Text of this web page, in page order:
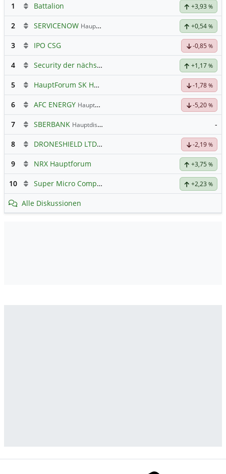
1
Battalion +3,93 %
2 SERVICENOW Hauptdiskussion +0,54 %
3 IPO CSG -0,85 %
4 Security der nächsten Generation +1,17 %
5 HauptForum SK HYNIC -1,78 %
6 AFC ENERGY Hauptdiskussion -5,20 %
7 SBERBANK Hauptdiskussion -
8 DRONESHIELD LTDHauptdiskussion -2,19 %
9 NRX Hauptforum +3,75 %
10 Super Micro Computer +2,23 %
Alle Diskussionen